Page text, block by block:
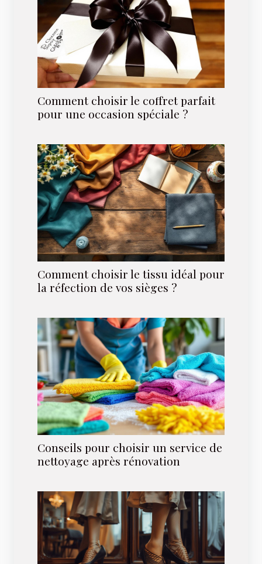
Comment choisir le coffret parfait
pour une occasion spéciale ?
Comment choisir le tissu idéal pour
la réfection de vos sièges ?
Conseils pour choisir un service de
nettoyage après rénovation